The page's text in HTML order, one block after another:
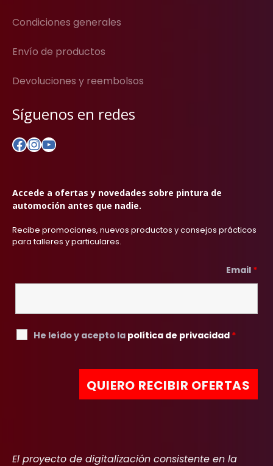
Condiciones generales
Envío de productos
Devoluciones y reembolsos
Síguenos en redes
Facebook
Instagram
YouTube
Accede a ofertas y novedades sobre pintura de
automoción antes que nadie.
Recibe promociones, nuevos productos y consejos prácticos
para talleres y particulares.
Email *
He leído y acepto la política de privacidad *
El proyecto de digitalización consistente en la